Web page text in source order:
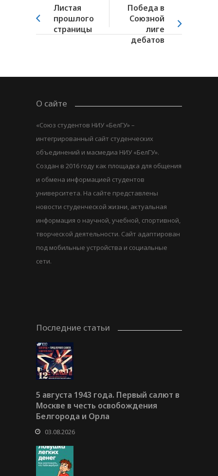
Листая
прошлого
страницы
Победа в
Союзной
лиге
дебатов
О сайте
«Союз студентов НИУ «БелГУ» –
интегрированный сайт студенческих
объединений и масмедиа НИУ «БелГУ».
Создан в 2016 году как площадка для общения
и обмена информацией студентов
университета. На сайте представлены
новости студенческой жизни, актуальная
информация о научной, учебной, спортивной,
творческой деятельности. Сайт адаптирован
под мобильные устройства и социальные
сети.
Последние статьи
5 августа 1943 года. Первый салют в
Москве в честь освобождения
Белгорода и Орла
03.08.2026